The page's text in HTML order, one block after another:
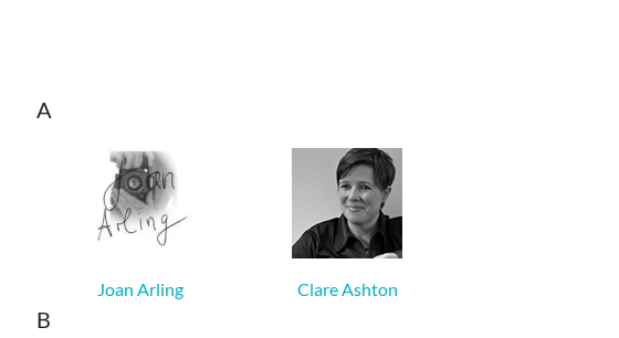
A
Joan Arling Clare Ashton
B